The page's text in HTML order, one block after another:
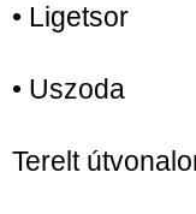
• Ligetsor
• Uszoda
Terelt